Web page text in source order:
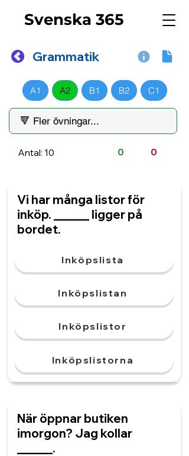
Svenska 365
Grammatik
A1 A2 B1 B2 C1
Antal: 10 0 0
Vi har många listor för
inköp. ______ ligger på
bordet.
Inköpslista
Inköpslistan
Inköpslistor
Inköpslistorna
När öppnar butiken
imorgon? Jag kollar
______.